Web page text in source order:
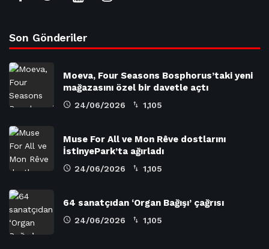
Son Gönderiler
Moeva, Four Seasons Bosphorus’taki yeni
mağazasını özel bir davetle açtı
24/06/2026 1,105
Muse For All ve Mon Rêve dostlarını
İstinyePark’ta ağırladı
24/06/2026 1,105
64 sanatçıdan ‘Organ Bağışı’ çağrısı
24/06/2026 1,105